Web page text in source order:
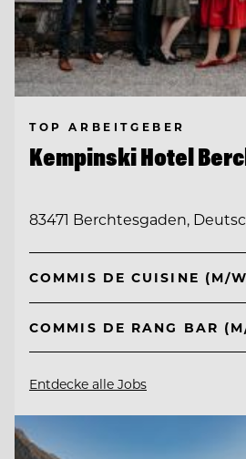
TOP ARBEITGEBER
Kempinski Hotel
83471 Berchtesgaden,
COMMIS DE CUISINE (M/
COMMIS DE RANG BAR
Entdecke alle Jobs